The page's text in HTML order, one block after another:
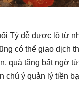
Tý dễ được lộ từ
có thể giao dịch
quà tặng bất ngờ
chú ý quản lý tiền